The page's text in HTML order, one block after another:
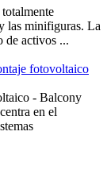
las minifiguras. La
de activos ...
fotovoltaico
- Balcony
en el